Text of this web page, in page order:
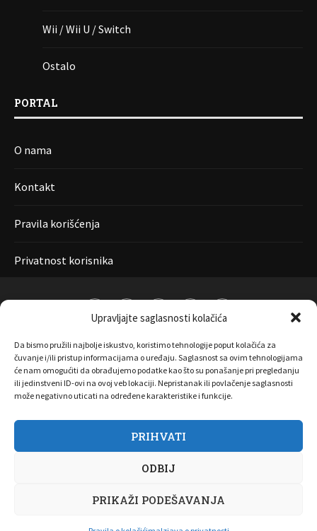
Upravljajte saglasnosti kolačića
Da bismo pružili najbolje iskustvo, koristimo tehnologije poput kolačića za
čuvanje i/ili pristup informacijama o uređaju. Saglasnost sa ovim tehnologijama
će nam omogućiti da obrađujemo podatke kao što su ponašanje pri pregledanju
ili jedinstveni ID-ovi na ovoj veb lokaciji. Nepristanak ili povlačenje saglasnosti
može negativno uticati na određene karakteristike i funkcije.
PRIHVATI
ODBIJ
PRIKAŽI PODEŠAVANJA
Wii / Wii U / Switch
Ostalo
PORTAL
O nama
Kontakt
Pravila korišćenja
Privatnost korisnika
Kontakt FAQ
Copyright 2017 All Right Reserved by Joombooz